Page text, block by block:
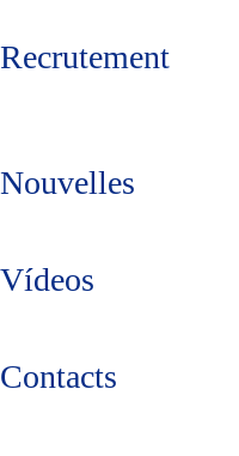
Recrutement
Nouvelles
Vídeos
Contacts